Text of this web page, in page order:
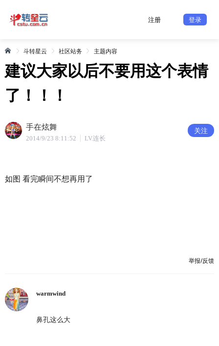
注册 登录
斗转星云 社区站务 主题内容
建议大家以后不要用这个表情
了！！！
手在炫舞
2014/9/23 8:11:52 LV.连长
关注
如图 看完瞬间不想再用了
举报/反馈
warmwind
鼻孔这么大